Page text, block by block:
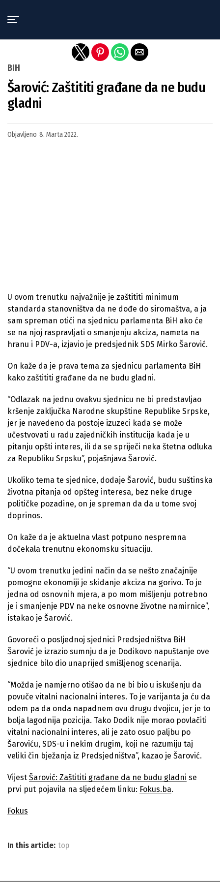
BIH
Šarović: Zaštititi građane da ne budu
gladni
Objavljeno 8. Marta 2022.
U ovom trenutku najvažnije je zaštititi minimum
standarda stanovništva da ne dođe do siromaštva, a ja
sam spreman otići na sjednicu parlamenta BiH ako će
se na njoj raspravljati o smanjenju akciza, nameta na
hranu i PDV-a, izjavio je predsjednik SDS Mirko Šarović.
On kaže da je prava tema za sjednicu parlamenta BiH
kako zaštititi građane da ne budu gladni.
“Odlazak na jednu ovakvu sjednicu ne bi predstavljao
kršenje zaključka Narodne skupštine Republike Srpske,
jer je navedeno da postoje izuzeci kada se može
učestvovati u radu zajedničkih institucija kada je u
pitanju opšti interes, ili da se spriječi neka štetna odluka
za Republiku Srpsku”, pojašnjava Šarović.
Ukoliko tema te sjednice, dodaje Šarović, budu suštinska
životna pitanja od opšteg interesa, bez neke druge
političke pozadine, on je spreman da da u tome svoj
doprinos.
On kaže da je aktuelna vlast potpuno nespremna
dočekala trenutnu ekonomsku situaciju.
“U ovom trenutku jedini način da se nešto značajnije
pomogne ekonomiji je skidanje akciza na gorivo. To je
jedna od osnovnih mjera, a po mom mišljenju potrebno
je i smanjenje PDV na neke osnovne životne namirnice”,
istakao je Šarović.
Govoreći o posljednoj sjednici Predsjedništva BiH
Šarović je izrazio sumnju da je Dodikovo napuštanje ove
sjednice bilo dio unaprijed smišljenog scenarija.
“Možda je namjerno otišao da ne bi bio u iskušenju da
povuče vitalni nacionalni interes. To je varijanta ja ću da
odem pa da onda napadnem ovu drugu dvojicu, jer je to
bolja lagodnija pozicija. Tako Dodik nije morao povlačiti
vitalni nacionalni interes, ali je zato osuo paljbu po
Šaroviću, SDS-u i nekim drugim, koji ne razumiju taj
veliki čin bježanja iz Predsjedništva”, kazao je Šarović.
Vijest Šarović: Zaštititi građane da ne budu gladni se
prvi put pojavila na sljedećem linku: Fokus.ba.
Fokus
In this article: top